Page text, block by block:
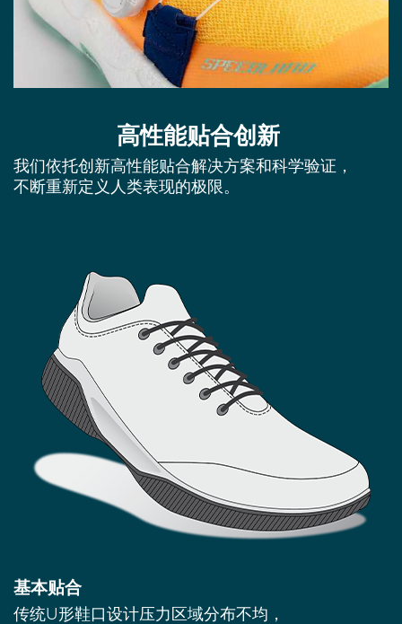
高性能贴合创新
我们依托创新高性能贴合解决方案和科学验证，
不断重新定义人类表现的极限。
基本贴合
传统U形鞋口设计压力区域分布不均，